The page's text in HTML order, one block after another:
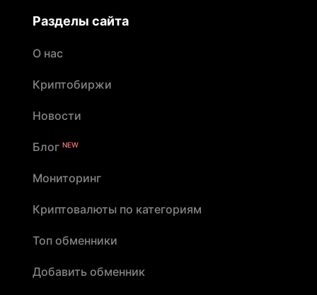
Разделы сайта
О нас
Криптобиржи
Новости
Блог NEW
Мониторинг
Криптовалюты по категориям
Топ обменники
Добавить обменник